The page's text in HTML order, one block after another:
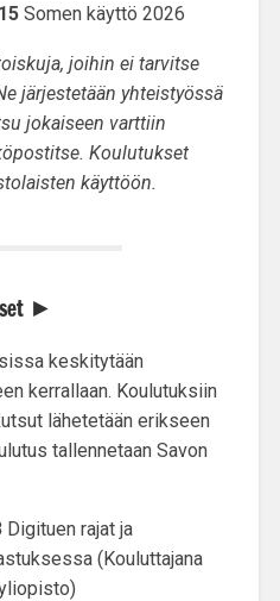
Somen käyttö 2026
joihin ei tarvitse
järjestetään yhteistyössä
jokaiseen varttiin
Koulutukset
käyttöön.
►
keskitytään
kerrallaan. Koulutuksiin
lähetetään erikseen
tallennetaan Savon
Digituen rajat ja
(Kouluttajana